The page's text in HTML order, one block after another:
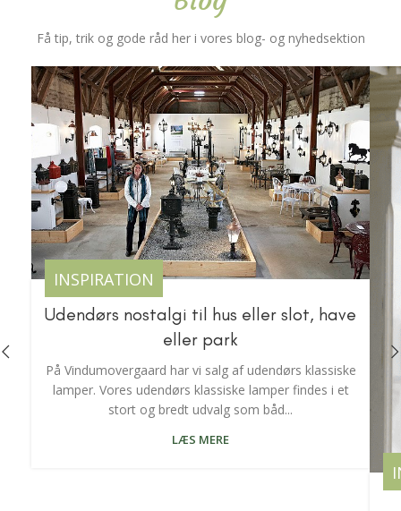
Få tip, trik og gode råd her i vores blog- og nyhedsektion
INSPIRATION
Udendørs nostalgi til hus eller slot, have
eller park
På Vindumovergaard har vi salg af udendørs klassiske
lamper. Vores udendørs klassiske lamper findes i et
stort og bredt udvalg som båd...
LÆS MERE